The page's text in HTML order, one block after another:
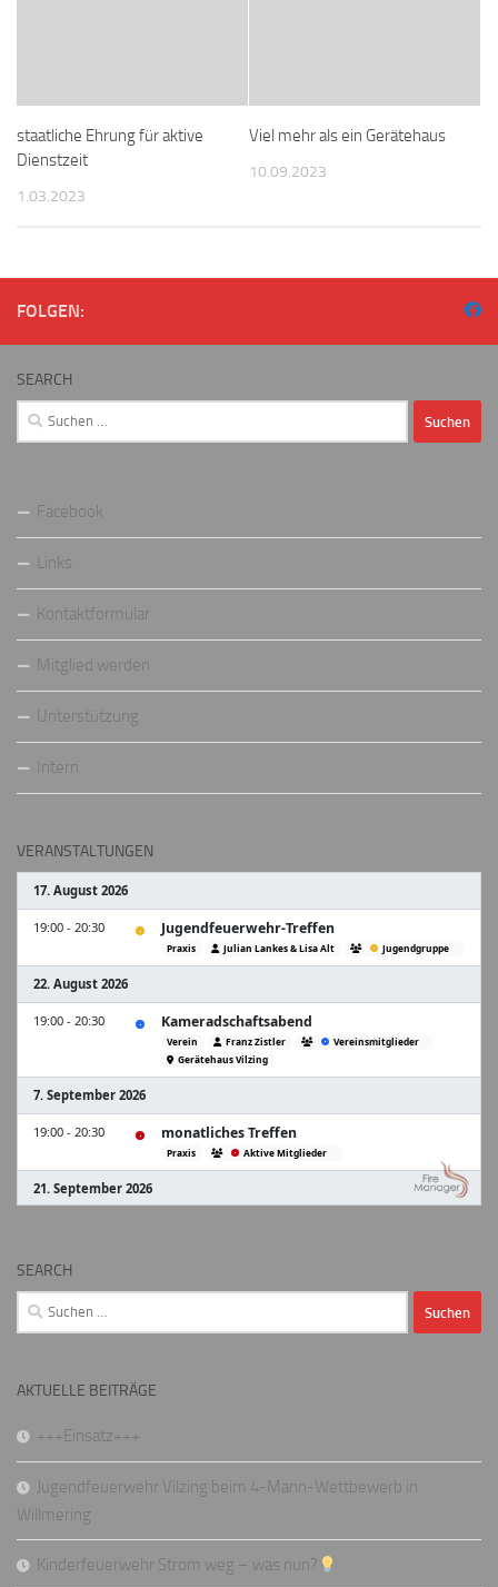
staatliche Ehrung für aktive
Dienstzeit
1.03.2023
Viel mehr als ein Gerätehaus
10.09.2023
FOLGEN:
SEARCH
Suchen
nach:
Facebook
Links
Kontaktformular
Mitglied werden
Unterstützung
Intern
VERANSTALTUNGEN
SEARCH
Suchen
nach:
AKTUELLE BEITRÄGE
+++Einsatz+++
Jugendfeuerwehr Vilzing beim 4-Mann-Wettbewerb in
Willmering
Kinderfeuerwehr Strom weg – was nun?